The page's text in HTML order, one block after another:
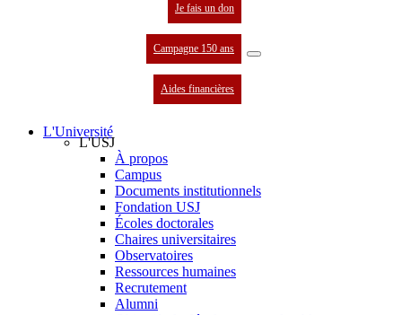
Je fais un don
Campagne 150 ans
Aides financières
L'Université
L'USJ
À propos
Campus
Documents institutionnels
Fondation USJ
Écoles doctorales
Chaires universitaires
Observatoires
Ressources humaines
Recrutement
Alumni